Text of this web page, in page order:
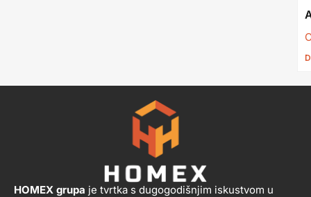
HOMEX grupa je tvrtka s dugogodišnjim iskustvom u